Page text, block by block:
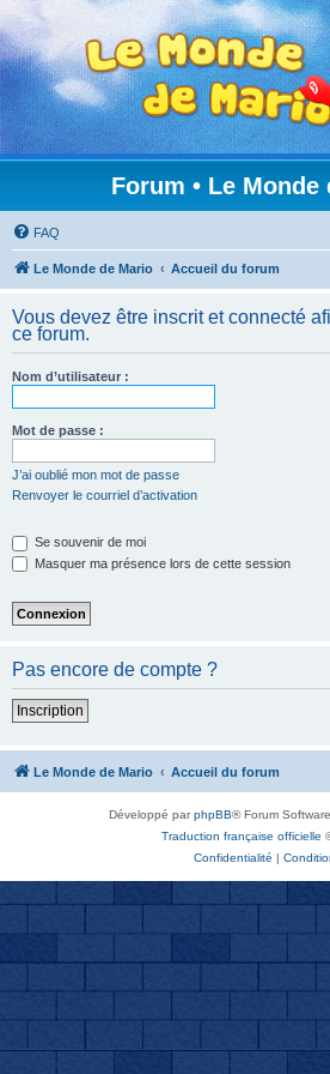
Forum • Le Monde
FAQ
Le Monde de Mario Accueil du forum
Vous devez être inscrit et connecté
ce forum.
Nom d’utilisateur :
Mot de passe :
J’ai oublié mon mot de passe
Renvoyer le courriel d’activation
Se souvenir de moi
Masquer ma présence lors de cette session
Pas encore de compte ?
Inscription
Le Monde de Mario Accueil du forum
Développé parphpBB® Forum
Traduction française officielle
Confidentialité |